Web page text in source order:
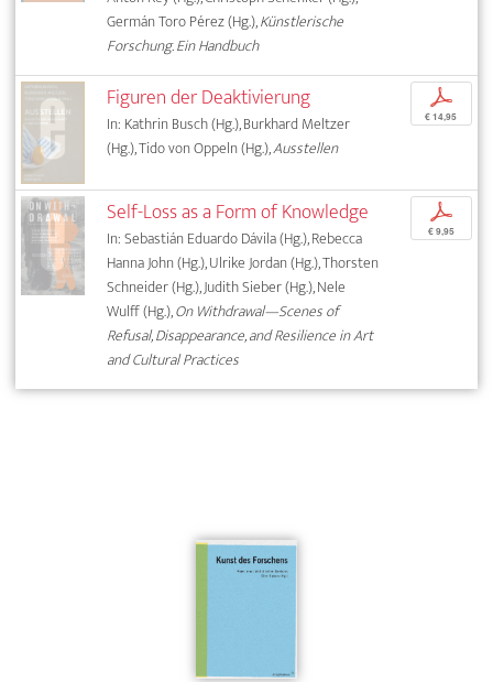
Germán Toro Pérez (Hg.),Künstlerische
Forschung. Ein Handbuch
Figuren der Deaktivierung
In: Kathrin Busch (Hg.), Burkhard Meltzer
(Hg.), Tido von Oppeln (Hg.),Ausstellen
p
€ 14,95
Self-Loss as a Form of Knowledge
In: Sebastián Eduardo Dávila (Hg.), Rebecca
Hanna John (Hg.), Ulrike Jordan (Hg.), Thorsten
Schneider (Hg.), Judith Sieber (Hg.), Nele
Wulff (Hg.),On Withdrawal—Scenes of
Refusal, Disappearance, and Resilience in Art
and Cultural Practices
p
€ 9,95